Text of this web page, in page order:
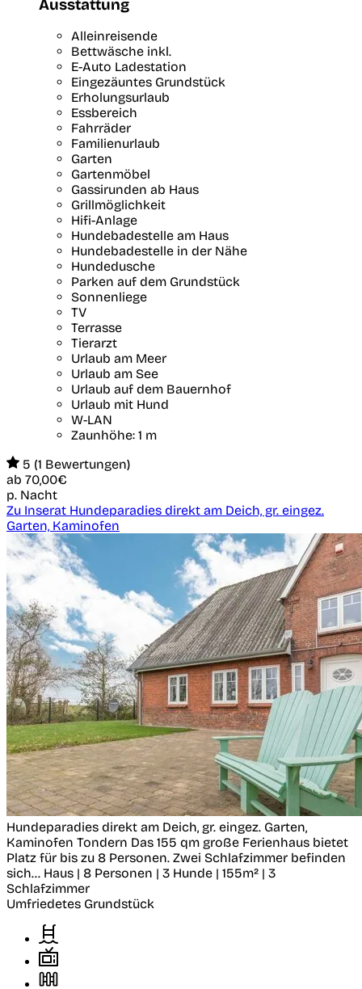
Ausstattung
Alleinreisende
Bettwäsche inkl.
E-Auto Ladestation
Eingezäuntes Grundstück
Erholungsurlaub
Essbereich
Fahrräder
Familienurlaub
Garten
Gartenmöbel
Gassirunden ab Haus
Grillmöglichkeit
Hifi-Anlage
Hundebadestelle am Haus
Hundebadestelle in der Nähe
Hundedusche
Parken auf dem Grundstück
Sonnenliege
TV
Terrasse
Tierarzt
Urlaub am Meer
Urlaub am See
Urlaub auf dem Bauernhof
Urlaub mit Hund
W-LAN
Zaunhöhe: 1 m
5 (1 Bewertungen)
ab 70,00€
p. Nacht
Zu Inserat Hundeparadies direkt am Deich, gr. eingez.
Garten, Kaminofen
Hundeparadies direkt am Deich, gr. eingez. Garten,
Kaminofen Tondern Das 155 qm große Ferienhaus bietet
Platz für bis zu 8 Personen. Zwei Schlafzimmer befinden
sich... Haus | 8 Personen | 3 Hunde | 155m² | 3
Schlafzimmer
Umfriedetes Grundstück